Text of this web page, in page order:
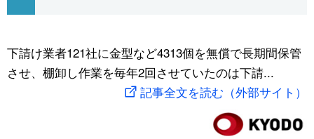
社会
文化
旅と暮らし
動画/Live
暮らし
スポーツ・東京2020
下請け業者121社に金型など4313個を無償で長期間保管
させ、棚卸し作業を毎年2回させていたのは下請...
記事全文を読む（外部サイト）